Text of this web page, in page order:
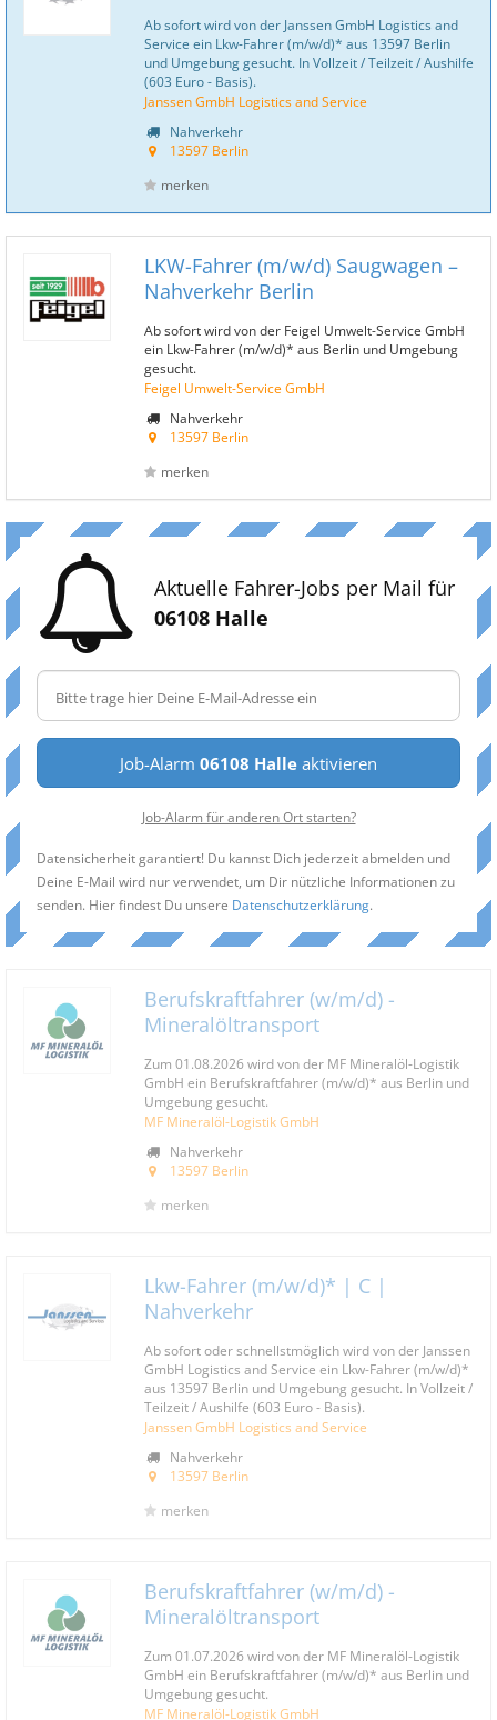
Ab sofort wird von der Janssen GmbH Logistics and
Service ein Lkw-Fahrer (m/w/d)* aus 13597 Berlin
und Umgebung gesucht. In Vollzeit / Teilzeit / Aushilfe
(603 Euro - Basis).
Janssen GmbH Logistics and Service
Nahverkehr
13597 Berlin
merken
LKW-Fahrer (m/w/d) Saugwagen –
Nahverkehr Berlin
Ab sofort wird von der Feigel Umwelt-Service GmbH
ein Lkw-Fahrer (m/w/d)* aus Berlin und Umgebung
gesucht.
Feigel Umwelt-Service GmbH
Nahverkehr
13597 Berlin
merken
Aktuelle Fahrer-Jobs per Mail für
06108 Halle
Job-Alarm 06108 Halle aktivieren
Job-Alarm für anderen Ort starten?
Datensicherheit garantiert! Du kannst Dich jederzeit abmelden und
Deine E-Mail wird nur verwendet, um Dir nützliche Informationen zu
senden. Hier findest Du unsere Datenschutzerklärung.
Berufskraftfahrer (w/m/d) -
Mineralöltransport
Zum 01.08.2026 wird von der MF Mineralöl-Logistik
GmbH ein Berufskraftfahrer (m/w/d)* aus Berlin und
Umgebung gesucht.
MF Mineralöl-Logistik GmbH
Nahverkehr
13597 Berlin
merken
Lkw-Fahrer (m/w/d)* | C |
Nahverkehr
Ab sofort oder schnellstmöglich wird von der Janssen
GmbH Logistics and Service ein Lkw-Fahrer (m/w/d)*
aus 13597 Berlin und Umgebung gesucht. In Vollzeit /
Teilzeit / Aushilfe (603 Euro - Basis).
Janssen GmbH Logistics and Service
Nahverkehr
13597 Berlin
merken
Berufskraftfahrer (w/m/d) -
Mineralöltransport
Zum 01.07.2026 wird von der MF Mineralöl-Logistik
GmbH ein Berufskraftfahrer (m/w/d)* aus Berlin und
Umgebung gesucht.
MF Mineralöl-Logistik GmbH